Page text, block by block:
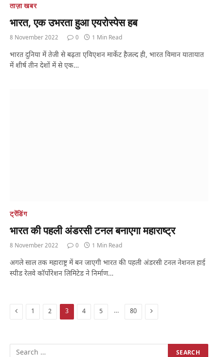
ताज़ा खबर
भारत, एक उभरता हुआ एयरोस्पेस हब
8 November 2022 0 1 Min Read
भारत दुनिया में तेजी से बढ़ता एविएशन मार्केट हैजल्द ही, भारत विमान यातायात
में शीर्ष तीन देशों में से एक…
ट्रेंडिंग
भारत की पहली अंडरसी टनल बनाएगा महाराष्ट्र
8 November 2022 0 1 Min Read
अगले साल तक महाराष्ट्र में बन जाएगी भारत की पहली अंडरसी टनल नेशनल हाई
स्पीड रेलवे कॉर्पोरेशन लिमिटेड ने निर्माण…
Previous
1 2 3 4 5 … 80 Next